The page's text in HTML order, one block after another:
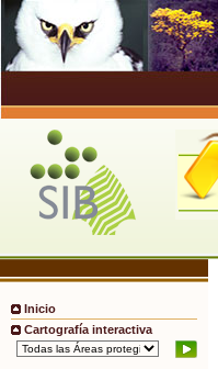
Inicio
Cartografía interactiva